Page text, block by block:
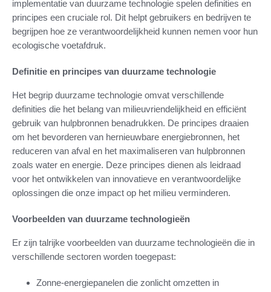
implementatie van duurzame technologie spelen definities en
principes een cruciale rol. Dit helpt gebruikers en bedrijven te
begrijpen hoe ze verantwoordelijkheid kunnen nemen voor hun
ecologische voetafdruk.
Definitie en principes van duurzame technologie
Het begrip duurzame technologie omvat verschillende
definities die het belang van milieuvriendelijkheid en efficiënt
gebruik van hulpbronnen benadrukken. De principes draaien
om het bevorderen van hernieuwbare energiebronnen, het
reduceren van afval en het maximaliseren van hulpbronnen
zoals water en energie. Deze principes dienen als leidraad
voor het ontwikkelen van innovatieve en verantwoordelijke
oplossingen die onze impact op het milieu verminderen.
Voorbeelden van duurzame technologieën
Er zijn talrijke voorbeelden van duurzame technologieën die in
verschillende sectoren worden toegepast:
Zonne-energiepanelen die zonlicht omzetten in